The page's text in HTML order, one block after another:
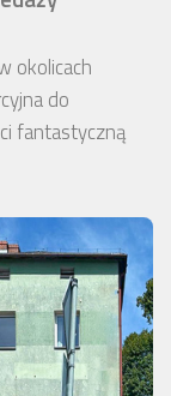
okolicach
do
fantastyczną